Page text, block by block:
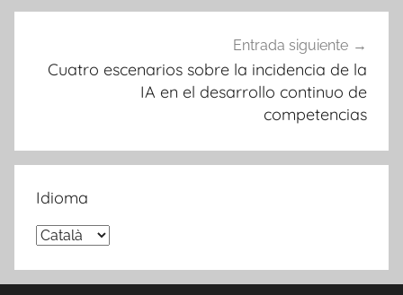
Entrada siguiente
Cuatro escenarios sobre la incidencia de la
IA en el desarrollo continuo de
competencias
Idioma
Idioma